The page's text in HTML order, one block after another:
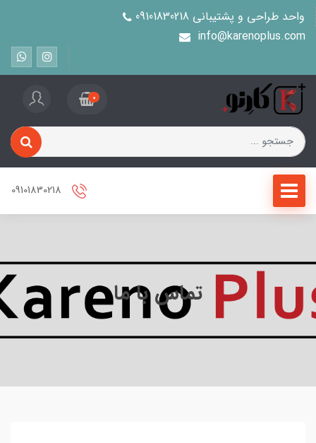
واحد طراحی و پشتیبانی 09101830218
info@karenoplus.com
0
تماس با ما